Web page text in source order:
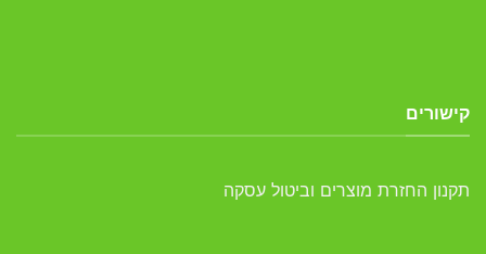
קישורים
תקנון החזרת מוצרים וביטול עסקה